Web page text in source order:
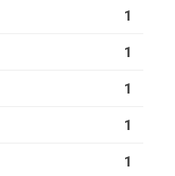
1
1
1
1
1